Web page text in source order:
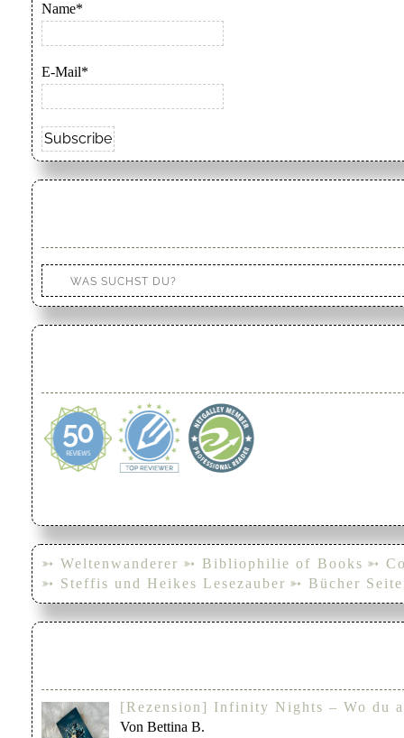
Name*
E-Mail*
➳ Weltenwanderer ➳ Bibliophilie of Books ➳
➳ Steffis und Heikes Lesezauber ➳ Bücher
[Rezension] Infinity Nights – Wo du
Von Bettina B.